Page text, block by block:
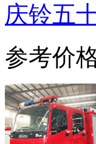
庆铃五
参考价